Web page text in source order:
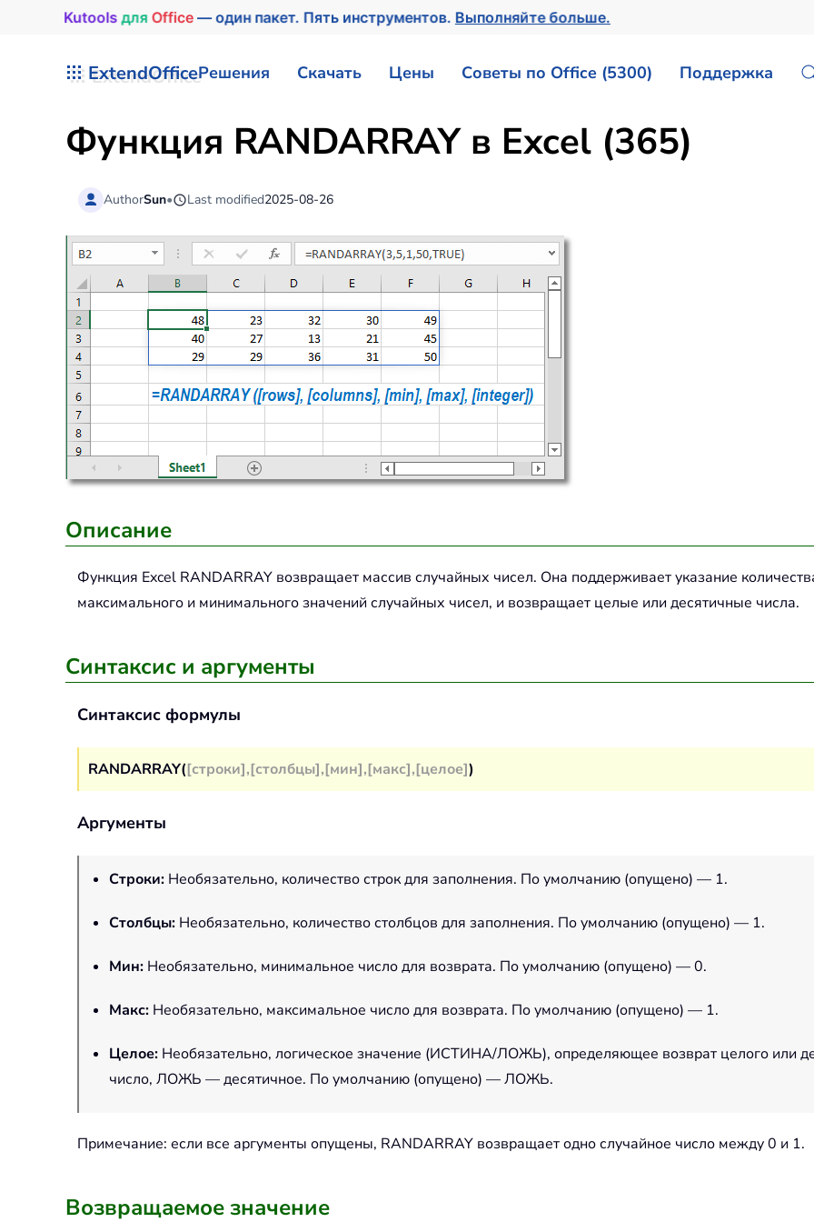
KutoolsдляOffice— один пакет. Пять инструментов.Выполняйте больше.
ExtendOfficeРешения Скачать Цены Советы по Office (5300) Поддержка
Функция RANDARRAY в Excel (365)
AuthorSun• Last modified2025-08-26
Описание
Функция Excel RANDARRAY возвращает массив случайных чисел. Она поддерживает указание
максимального и минимального значений случайных чисел, и возвращает целые или десятичные числа.
Синтаксис и аргументы
Синтаксис формулы
RANDARRAY([строки],[столбцы],[мин],[макс],[целое])
Аргументы
Строки: Необязательно, количество строк для заполнения. По умолчанию (опущено) — 1.
Столбцы: Необязательно, количество столбцов для заполнения. По умолчанию (опущено) — 1.
Мин: Необязательно, минимальное число для возврата. По умолчанию (опущено) — 0.
Макс: Необязательно, максимальное число для возврата. По умолчанию (опущено) — 1.
Целое: Необязательно, логическое значение (ИСТИНА/ЛОЖЬ), определяющее возврат целого или
число, ЛОЖЬ — десятичное. По умолчанию (опущено) — ЛОЖЬ.
Примечание: если все аргументы опущены, RANDARRAY возвращает одно случайное число между 0 и 1.
Возвращаемое значение